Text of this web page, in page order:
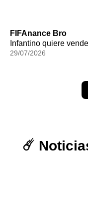
FIFAnance Bro
Infantino quiere
29/07/2026
☄️